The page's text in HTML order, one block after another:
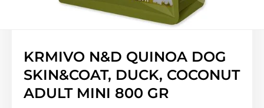
KRMIVO N&D QUINOA DOG
SKIN&COAT, DUCK, COCONUT
ADULT MINI 800 GR